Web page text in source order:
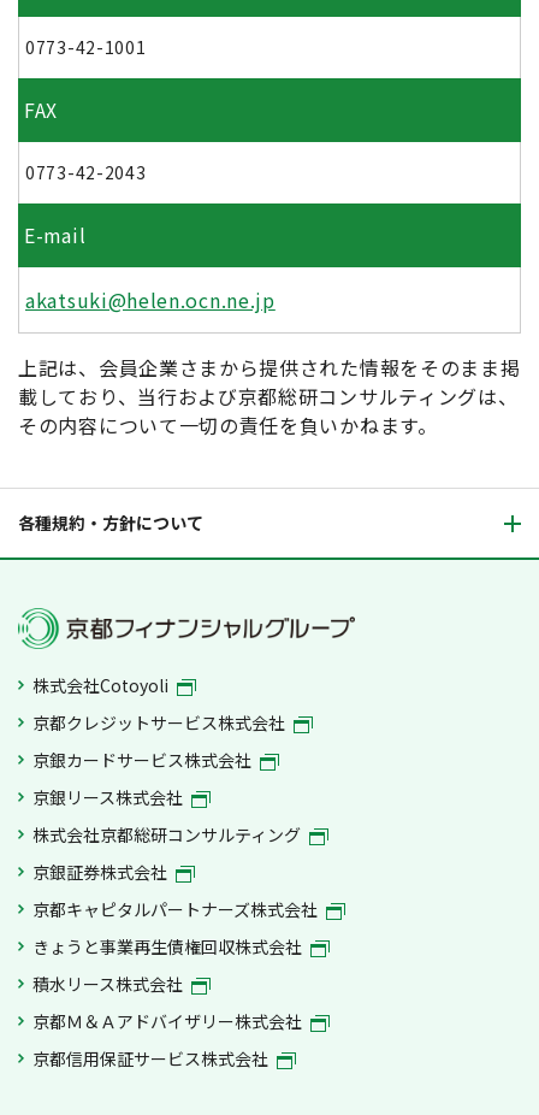
0773-42-1001
FAX
0773-42-2043
E-mail
akatsuki@helen.ocn.ne.jp
上記は、会員企業さまから提供された情報をそのまま掲
載しており、当行および京都総研コンサルティングは、
その内容について一切の責任を負いかねます。
各種規約・方針について
株式会社Cotoyoli
京都クレジットサービス株式会社
京銀カードサービス株式会社
京銀リース株式会社
株式会社京都総研コンサルティング
京銀証券株式会社
京都キャピタルパートナーズ株式会社
きょうと事業再生債権回収株式会社
積水リース株式会社
京都Ｍ＆Ａアドバイザリー株式会社
京都信用保証サービス株式会社